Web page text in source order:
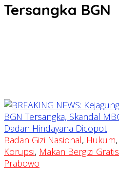
Tersangka BGN
Badan Gizi Nasional, Hukum,
Korupsi, Makan Bergizi Gratis
Prabowo